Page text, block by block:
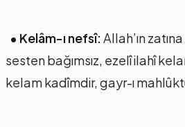
• Kelâm-ı nefsî: Allah’ın
sesten bağımsız, ezelî ilahî
kelam kadîmdir, gayr-ı